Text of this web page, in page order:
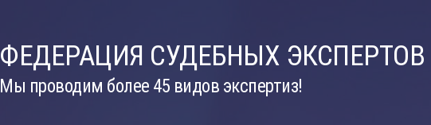
ФЕДЕРАЦИЯ СУДЕБНЫХ ЭКСПЕРТОВ
Мы проводим более 45 видов экспертиз!